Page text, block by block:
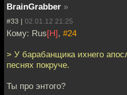
BrainGrabber »
#33 | 02.01.12 21:25
Кому: Rus[H], #24
> У барабанщика ихнего
песнях покруче.
Ты про энтого?